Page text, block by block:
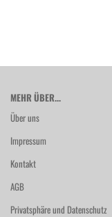
MEHR ÜBER...
Über uns
Impressum
Kontakt
AGB
Privatsphäre und Datenschutz